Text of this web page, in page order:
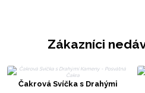
Zákazníci
Čakrová Svíčka s Drahými